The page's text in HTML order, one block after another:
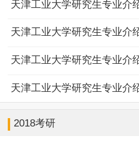
天津工业大学研究生专业介
天津工业大学研究生专业介
天津工业大学研究生专业介
天津工业大学研究生专业介
2018考研